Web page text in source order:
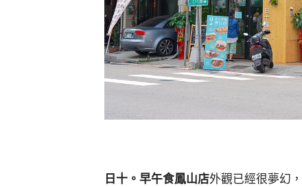
日十。早午食鳳山店外觀已經很夢幻，